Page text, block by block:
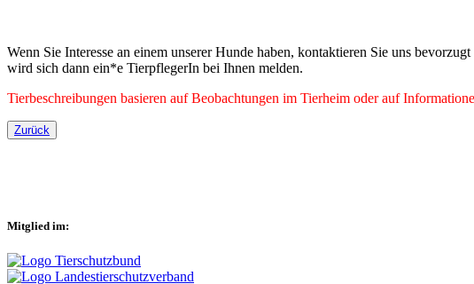
Wenn Sie Interesse an einem unserer Hunde haben, kontaktieren Sie uns
wird sich dann ein*e TierpflegerIn bei Ihnen melden.
Tierbeschreibungen basieren auf Beobachtungen im Tierheim oder auf
Zurück
Mitglied im: